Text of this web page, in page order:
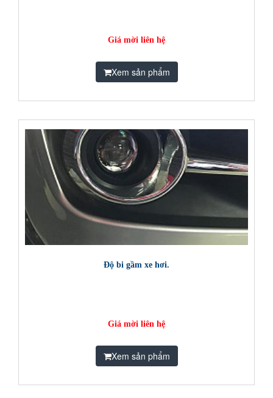
Giá mời liên hệ
Xem sản phẩm
Độ bi gầm xe hơi.
Giá mời liên hệ
Xem sản phẩm